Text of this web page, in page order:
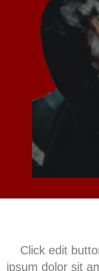
Click edit
ipsum dolor sit